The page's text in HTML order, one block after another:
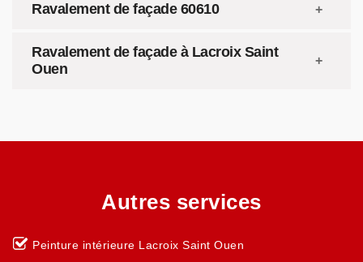
Ravalement de façade 60610
Ravalement de façade à Lacroix Saint
Ouen
Autres services
Peinture intérieure Lacroix Saint Ouen